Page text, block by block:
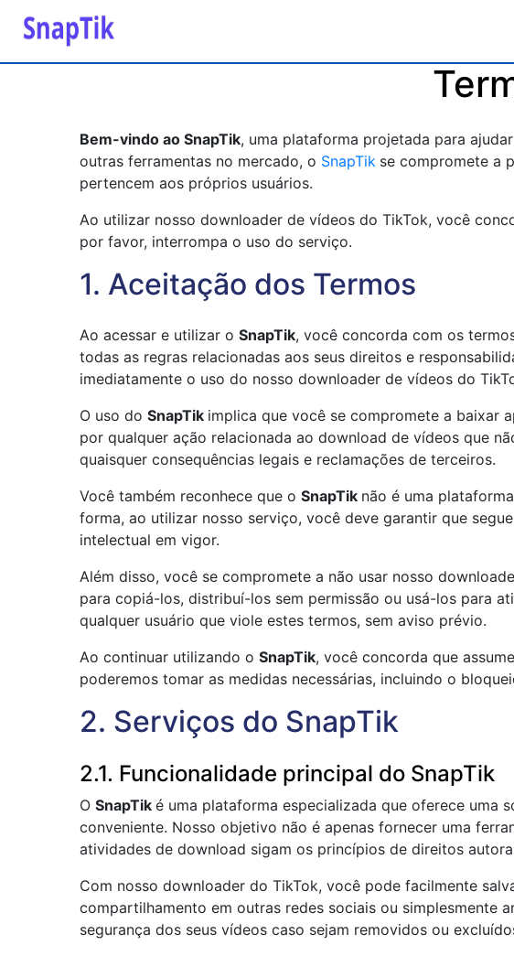
Bem-vindo ao SnapTik, uma plataforma projetada para
outras ferramentas no mercado, o SnapTik se compromete a
pertencem aos próprios usuários.
Ao utilizar nosso downloader de vídeos do TikTok, você
por favor, interrompa o uso do serviço.
1. Aceitação dos Termos
Ao acessar e utilizar o SnapTik, você concorda com os
todas as regras relacionadas aos seus direitos e
imediatamente o uso do nosso downloader de vídeos do
O uso do SnapTik implica que você se compromete a baixar
por qualquer ação relacionada ao download de vídeos que
quaisquer consequências legais e reclamações de terceiros.
Você também reconhece que o SnapTik não é uma
forma, ao utilizar nosso serviço, você deve garantir que
intelectual em vigor.
Além disso, você se compromete a não usar nosso
para copiá-los, distribuí-los sem permissão ou usá-los para
qualquer usuário que viole estes termos, sem aviso prévio.
Ao continuar utilizando o SnapTik, você concorda que
poderemos tomar as medidas necessárias, incluindo o
2. Serviços do SnapTik
2.1. Funcionalidade principal do SnapTik
O SnapTik é uma plataforma especializada que oferece uma
conveniente. Nosso objetivo não é apenas fornecer uma
atividades de download sigam os princípios de direitos
Com nosso downloader do TikTok, você pode facilmente
compartilhamento em outras redes sociais ou simplesmente
segurança dos seus vídeos caso sejam removidos ou